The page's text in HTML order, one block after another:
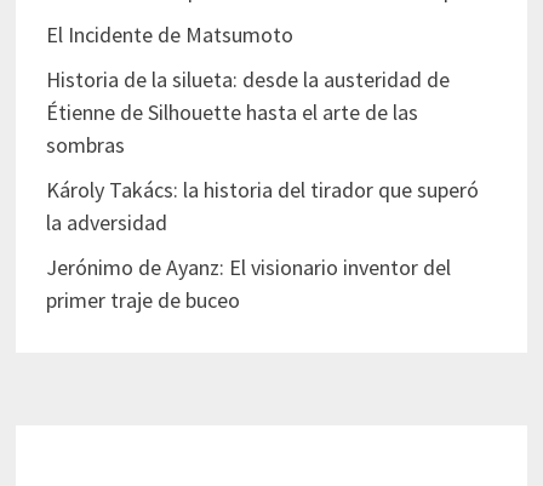
El Incidente de Matsumoto
Historia de la silueta: desde la austeridad de
Étienne de Silhouette hasta el arte de las
sombras
Károly Takács: la historia del tirador que superó
la adversidad
Jerónimo de Ayanz: El visionario inventor del
primer traje de buceo